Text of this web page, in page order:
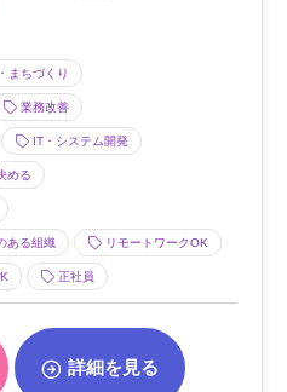
まちづくり
業務改善
IT・システム開発
める
ある組織 リモートワークOK
正社員
詳細を見る